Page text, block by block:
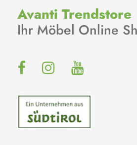
Avanti Trendstore
Ihr Möbel Online